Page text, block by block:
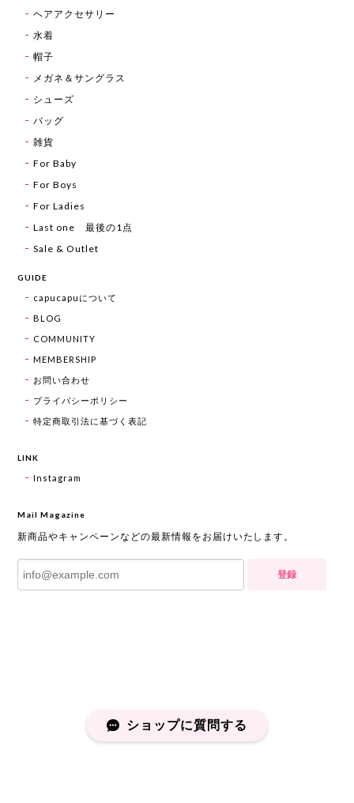
ヘアアクセサリー
水着
帽子
メガネ＆サングラス
シューズ
バッグ
雑貨
For Baby
For Boys
For Ladies
Last one 最後の1点
Sale & Outlet
GUIDE
capucapuについて
BLOG
COMMUNITY
MEMBERSHIP
お問い合わせ
プライバシーポリシー
特定商取引法に基づく表記
LINK
Instagram
Mail Magazine
新商品やキャンペーンなどの最新情報をお届けいたします。
登録
ショップに質問する